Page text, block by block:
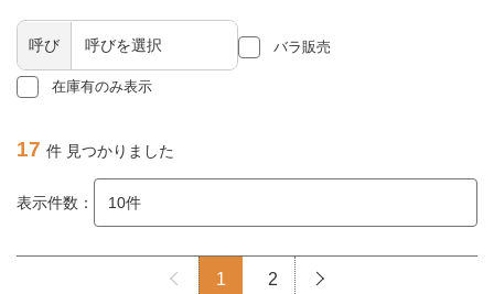
呼び バラ販売
在庫有のみ表示
17 件 見つかりました
表示件数：
1 2